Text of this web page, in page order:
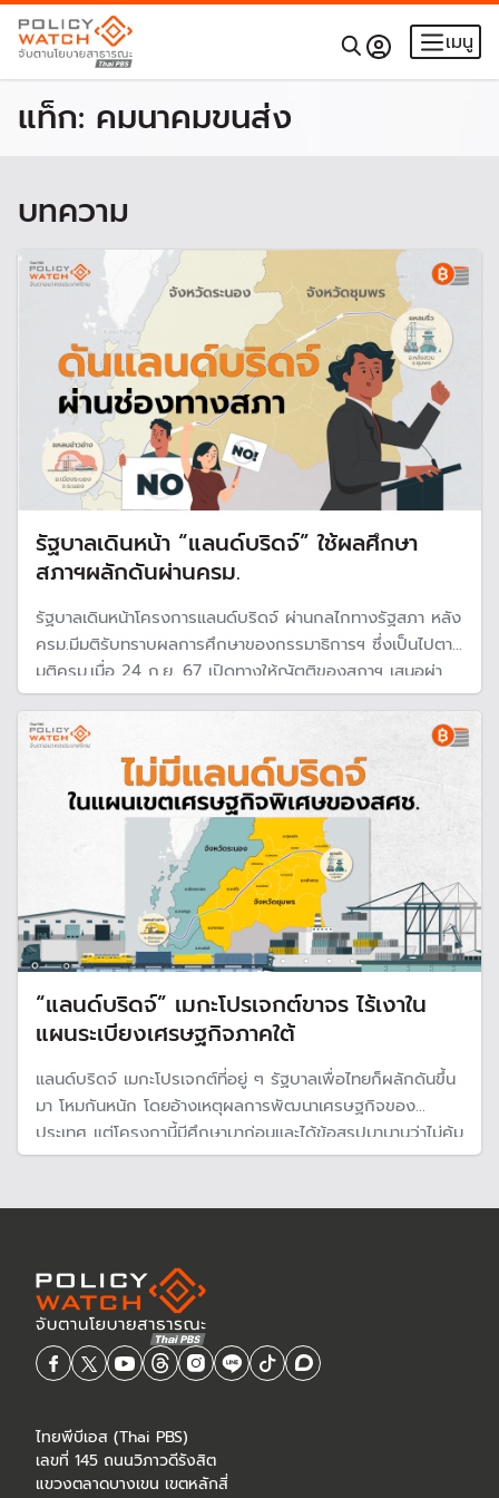
เมนู
แท็ก: คมนาคมขนส่ง
บทความ
รัฐบาลเดินหน้า “แลนด์บริดจ์” ใช้ผลศึกษา
สภาฯผลักดันผ่านครม.
รัฐบาลเดินหน้าโครงการแลนด์บริดจ์ ผ่านกลไกทางรัฐสภา หลัง
ครม.มีมติรับทราบผลการศึกษาของกรรมาธิการฯ ซึ่งเป็นไปตาม
มติครม.เมื่อ 24 ก.ย. 67 เปิดทางให้ญัตติของสภาฯ เสนอผ่า
นครม. และถือเป็นมติครม. คาดว่าจะมีการเสนอร่างพระราช
บัญญัติเขตเศรษฐกิจพิเศษฯ หรือ SEC ใน พ.ค.นี้
“แลนด์บริดจ์” เมกะโปรเจกต์ขาจร ไร้เงาใน
แผนระเบียงเศรษฐกิจภาคใต้
แลนด์บริดจ์ เมกะโปรเจกต์ที่อยู่ ๆ รัฐบาลเพื่อไทยก็ผลักดันขึ้น
มา โหมกันหนัก โดยอ้างเหตุผลการพัฒนาเศรษฐกิจของ
ประเทศ แต่โครงกานี้มีศึกษามาก่อนและได้ข้อสรุปมานานว่าไม่คุ้ม
ค่า โดยล่าสุดสศช. ออกรายงานประจำปี ไม่ปรากฏโครงการนี้
ไทยพีบีเอส (Thai PBS)
เลขที่ 145 ถนนวิภาวดีรังสิต
แขวงตลาดบางเขน เขตหลักสี่